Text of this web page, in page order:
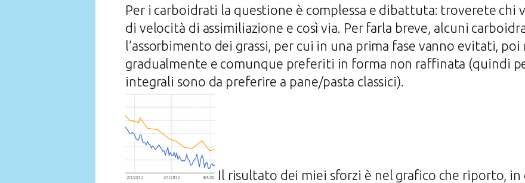
Per i carboidrati la questione è complessa e dibattuta: troverete chi
di velocità di assimiliazione e così via. Per farla breve, alcuni
l’assorbimento dei grassi, per cui in una prima fase vanno evitati,
gradualmente e comunque preferiti in forma non raffinata (quindi
integrali sono da preferire a pane/pasta classici).
Il risultato dei miei sforzi è nel grafico che riporto,